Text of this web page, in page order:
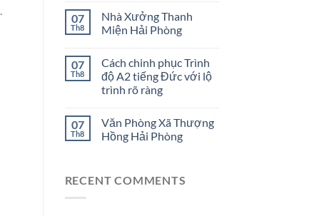
07
Th8
Nhà Xưởng Thanh
Miện Hải Phòng
07
Th8
Cách chinh phục Trình
độ A2 tiếng Đức với lộ
trình rõ ràng
07
Th8
Văn Phòng Xã Thượng
Hồng Hải Phòng
RECENT COMMENTS